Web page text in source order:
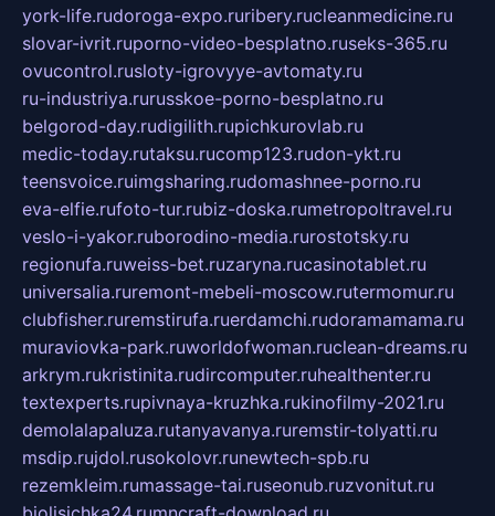
york-life.rudoroga-expo.ruribery.rucleanmedicine.ru
slovar-ivrit.ruporno-video-besplatno.ruseks-365.ru
ovucontrol.rusloty-igrovyye-avtomaty.ru
ru-industriya.rurusskoe-porno-besplatno.ru
belgorod-day.rudigilith.rupichkurovlab.ru
medic-today.rutaksu.rucomp123.rudon-ykt.ru
teensvoice.ruimgsharing.rudomashnee-porno.ru
eva-elfie.rufoto-tur.rubiz-doska.rumetropoltravel.ru
veslo-i-yakor.ruborodino-media.rurostotsky.ru
regionufa.ruweiss-bet.ruzaryna.rucasinotablet.ru
universalia.ruremont-mebeli-moscow.rutermomur.ru
clubfisher.ruremstirufa.ruerdamchi.rudoramamama.ru
muraviovka-park.ruworldofwoman.ruclean-dreams.ru
arkrym.rukristinita.rudircomputer.ruhealthenter.ru
textexperts.rupivnaya-kruzhka.rukinofilmy-2021.ru
demolalapaluza.rutanyavanya.ruremstir-tolyatti.ru
msdip.rujdol.rusokolovr.runewtech-spb.ru
rezemkleim.rumassage-tai.ruseonub.ruzvonitut.ru